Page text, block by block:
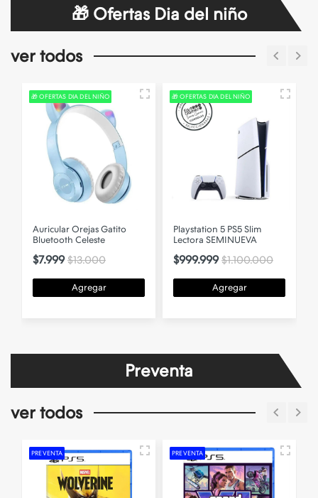
🎁 Ofertas Dia del niño
ver todos
🎁 OFERTAS DIA DEL NIÑO
Auricular Orejas Gatito
Bluetooth Celeste
$7.999 $13.000
Agregar
🎁 OFERTAS DIA DEL NIÑO
Playstation 5 PS5 Slim
Lectora SEMINUEVA
$999.999 $1.100.000
Agregar
Preventa
ver todos
PREVENTA PREVENTA